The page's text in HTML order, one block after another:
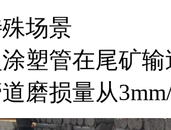
场景
塑管在尾矿
磨损量从